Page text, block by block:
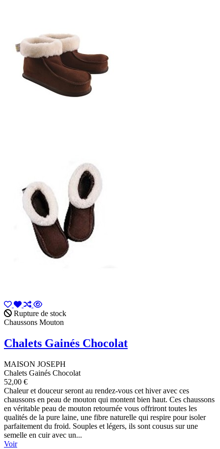
Rupture de stock
Chaussons Mouton
Chalets Gainés Chocolat
MAISON JOSEPH
Chalets Gainés Chocolat
52,00 €
Chaleur et douceur seront au rendez-vous cet hiver avec ces
chaussons en peau de mouton qui montent bien haut. Ces chaussons
en véritable peau de mouton retournée vous offriront toutes les
qualités de la pure laine, une fibre naturelle qui respire pour isoler
parfaitement du froid. Souples et légers, ils sont cousus sur une
semelle en cuir avec un...
Voir